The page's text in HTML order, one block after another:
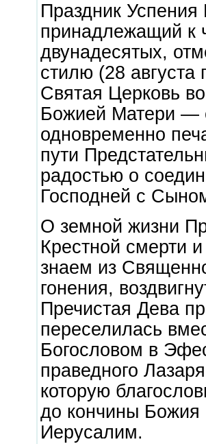
Праздник
принадлежащий к
двунадесятых,
стилю (28
Святая Церковь
Божией Матери —
одновременно
пути
радостью о
Господней с
О земной жизни
Крестной смерти
знаем из
гонения,
Пречистая Дева
переселилась
Богословом в
праведного
которую
до кончины Божия
Иерусалим.